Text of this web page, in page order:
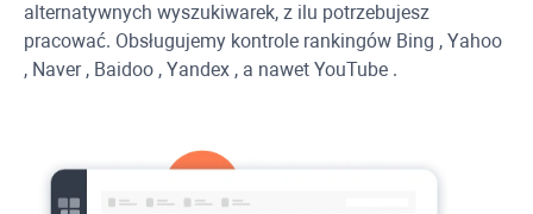
alternatywnych wyszukiwarek, z ilu potrzebujesz
pracować. Obsługujemy kontrole rankingów Bing , Yahoo
, Naver, Baidoo , Yandex , a nawet YouTube .